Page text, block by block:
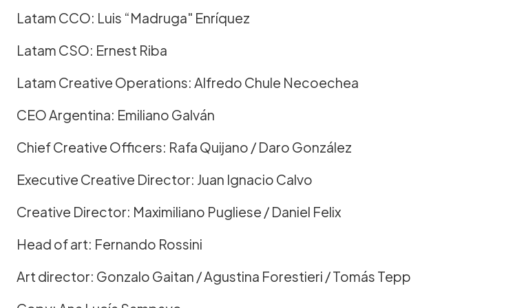
Latam CCO: Luis “Madruga" Enríquez
Latam CSO: Ernest Riba
Latam Creative Operations: Alfredo Chule Necoechea
CEO Argentina: Emiliano Galván
Chief Creative Officers: Rafa Quijano / Daro González
Executive Creative Director: Juan Ignacio Calvo
Creative Director: Maximiliano Pugliese / Daniel Felix
Head of art: Fernando Rossini
Art director: Gonzalo Gaitan / Agustina Forestieri / Tomás Tepp